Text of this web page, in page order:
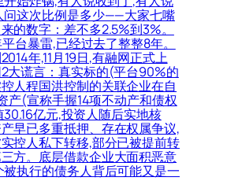
问这次比例是多少——大家七嘴
的数字：差不多2.5%到3%。
台暴雷,已经过去了整整8年。
年,11月19日,有融网正式上
大谎言：真实标的(平台90%的
人程国洪控制的关联企业在自
产(宣称手握14项不动产和债权
亿元,投资人随后实地核
早已多重抵押、存在权属争议,
控人私下转移,部分已被提前转
方。底层借款企业大面积恶意
被执行的债务人背后可能又是一